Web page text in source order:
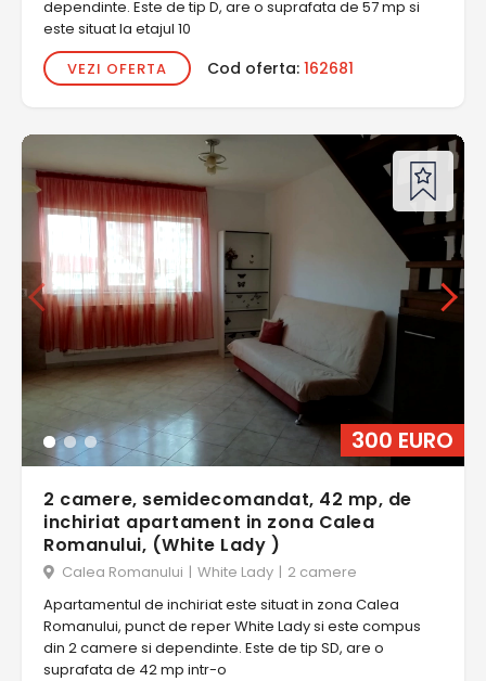
dependinte. Este de tip D, are o suprafata de 57 mp si
este situat la etajul 10
VEZI OFERTA
Cod oferta: 162681
300 EURO
2 camere, semidecomandat, 42 mp, de
inchiriat apartament in zona Calea
Romanului, (White Lady )
Calea Romanului | White Lady | 2 camere
Apartamentul de inchiriat este situat in zona Calea
Romanului, punct de reper White Lady si este compus
din 2 camere si dependinte. Este de tip SD, are o
suprafata de 42 mp intr-o